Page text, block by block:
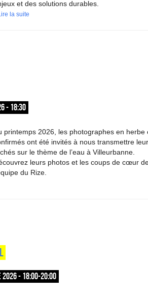
et des solutions durables.
la suite
- 18:30
printemps 2026, les photographes en herbe
ont été invités à nous transmettre
sur le thème de l’eau à Villeurbanne.
leurs photos et les coups de cœur
du Rize.
2026 - 18:00-20:00